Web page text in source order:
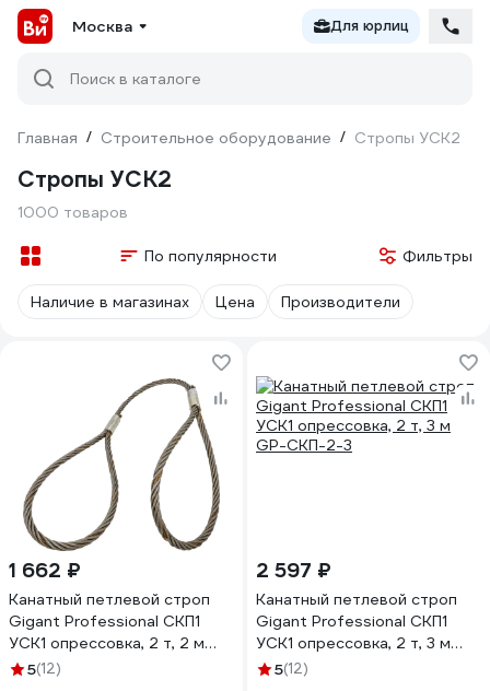
Москва Для юрлиц
Поиск в каталоге
Главная / Строительное оборудование / Стропы УСК2
Стропы УСК2
1000 товаров
По популярности Фильтры
Наличие в магазинах Цена Производители
1 662 ₽
Канатный петлевой строп
Gigant Professional СКП1
УСК1 опрессовка, 2 т, 2 м
GP-СКП-2-2
5(12)
2 597 ₽
Канатный петлевой строп
Gigant Professional СКП1
УСК1 опрессовка, 2 т, 3 м
GP-СКП-2-3
5(12)